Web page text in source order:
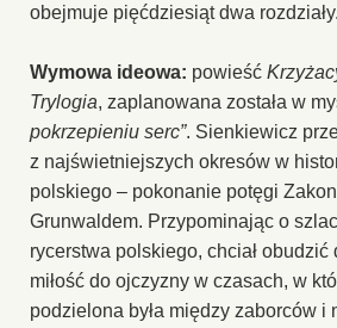
obejmuje pięćdziesiąt dwa rozdziały.
Wymowa ideowa: powieść
Trylogia, zaplanowana została w
pokrzepieniu serc”. Sienkiewicz
z najświetniejszych okresów w
polskiego – pokonanie potęgi
Grunwaldem. Przypominając o
rycerstwa polskiego, chciał obudzić
miłość do ojczyzny w czasach, w
podzielona była między zaborców i